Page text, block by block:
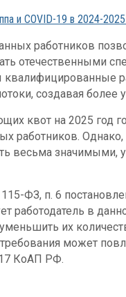
и COVID-19 в 2024-
работников
отечественными
создавая более
квот на 2025 год
работников.
весьма значимыми,
ФЗ, п. 6
работодатель в
их
может
КоАП РФ.